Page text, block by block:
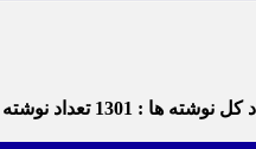
امام علی (ع) می
کل نوشته ها : 1301 تعداد